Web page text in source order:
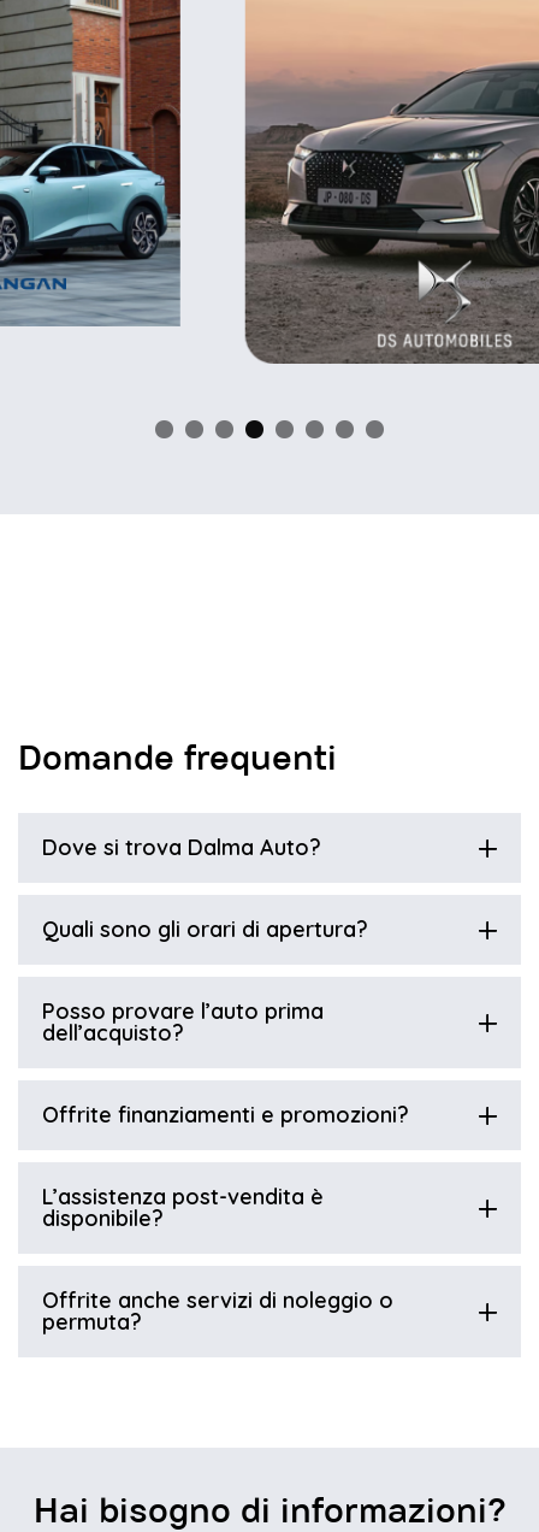
Domande frequenti
Dove si trova Dalma Auto?
Quali sono gli orari di apertura?
Posso provare l’auto prima
dell’acquisto?
Offrite finanziamenti e promozioni?
L’assistenza post-vendita è
disponibile?
Offrite anche servizi di noleggio o
permuta?
Hai bisogno di informazioni?